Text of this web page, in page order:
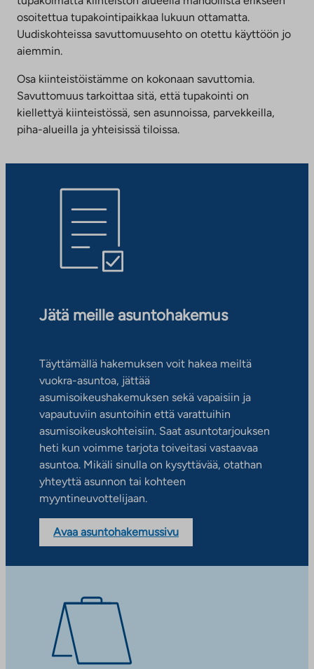
osoitettua tupakointipaikkaa lukuun ottamatta.
Uudiskohteissa savuttomuusehto on otettu käyttöön jo
aiemmin.
Osa kiinteistöistämme on kokonaan savuttomia.
Savuttomuus tarkoittaa sitä, että tupakointi on
kiellettyä kiinteistössä, sen asunnoissa, parvekkeilla,
piha-alueilla ja yhteisissä tiloissa.
Jätä meille asuntohakemus
Täyttämällä hakemuksen voit hakea meiltä
vuokra-asuntoa, jättää
asumisoikeushakemuksen sekä vapaisiin ja
vapautuviin asuntoihin että varattuihin
asumisoikeuskohteisiin. Saat asuntotarjouksen
heti kun voimme tarjota toiveitasi vastaavaa
asuntoa. Mikäli sinulla on kysyttävää, otathan
yhteyttä asunnon tai kohteen
myyntineuvottelijaan.
Avaa asuntohakemussivu